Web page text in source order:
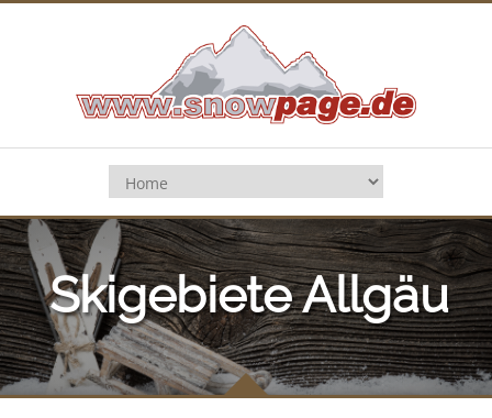
Skigebiete Allgäu